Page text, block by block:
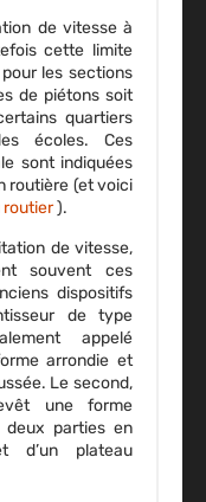
de vitesseà
cette limite
les sections
de piétons soit
quartiers
écoles. Ces
sont indiquées
routière (et voici
routier).
de vitesse,
souvent ces
dispositifs
de type
appelé
arrondie et
Le second,
une forme
deux parties en
d’un plateau